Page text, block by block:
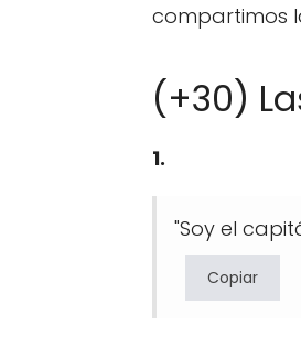
compartimos
(+30)
1.
"Soy el
Copiar